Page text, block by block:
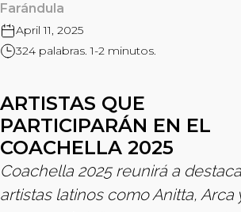
Farándula
April 11, 2025
324 palabras. 1-2 minutos.
ARTISTAS QUE
PARTICIPARÁN EN EL
COACHELLA 2025
Coachella 2025 reunirá a
artistas latinos como Anitta, Arca